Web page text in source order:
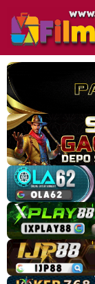
konten